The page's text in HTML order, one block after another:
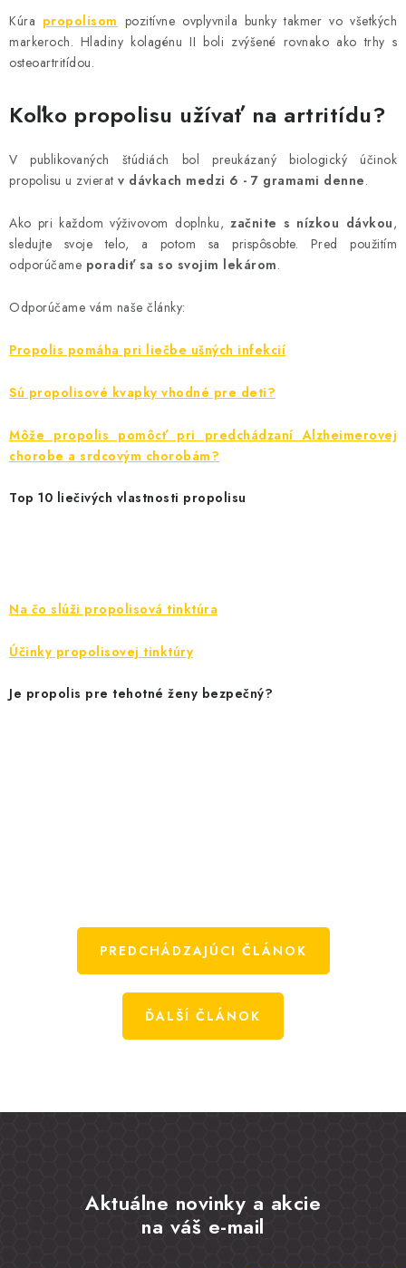
Kúra propolisom pozitívne ovplyvnila bunky takmer vo všetkých
markeroch. Hladiny kolagénu II boli zvýšené rovnako ako trhy s
osteoartritídou.
Koľko propolisu užívať na artritídu?
V publikovaných štúdiách bol preukázaný biologický účinok
propolisu u zvierat v dávkach medzi 6 - 7 gramami denne.
Ako pri každom výživovom doplnku,začnite s nízkou dávkou,
sledujte svoje telo, a potom sa prispôsobte. Pred použitím
odporúčame poradiť sa so svojim lekárom.
Odporúčame vám naše články:
Propolis pomáha pri liečbe ušných infekcií
Sú propolisové kvapky vhodné pre deti?
Môže propolis pomôcť pri predchádzaní Alzheimerovej
chorobe a srdcovým chorobám?
Top 10 liečivých vlastnosti propolisu
Na čo slúži propolisová tinktúra
Účinky propolisovej tinktúry
Je propolis pre tehotné ženy bezpečný?
PREDCHÁDZAJÚCI ČLÁNOK
ĎALŠÍ ČLÁNOK
Aktuálne novinky a akcie
na váš e-mail